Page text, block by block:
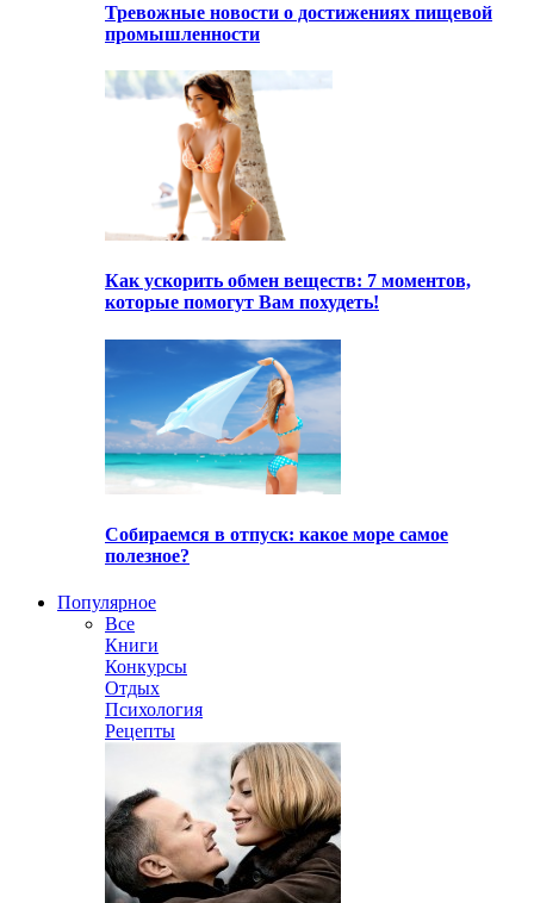
Тревожные новости о достижениях пищевой
промышленности
Как ускорить обмен веществ: 7 моментов,
которые помогут Вам похудеть!
Собираемся в отпуск: какое море самое
полезное?
Популярное
Все
Книги
Конкурсы
Отдых
Психология
Рецепты